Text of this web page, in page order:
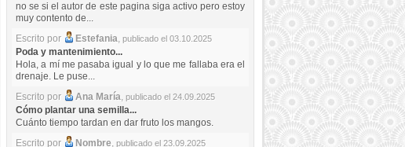
no se si el autor de este pagina siga activo pero estoy
muy contento de...
Escrito por
Estefania, publicado el 03.10.2025
Poda y mantenimiento...
Hola, a mí me pasaba igual y lo que me fallaba era el
drenaje. Le puse...
Escrito por
Ana María, publicado el 24.09.2025
Cómo plantar una semilla...
Cuánto tiempo tardan en dar fruto los mangos.
Escrito por
Nombre, publicado el 23.09.2025